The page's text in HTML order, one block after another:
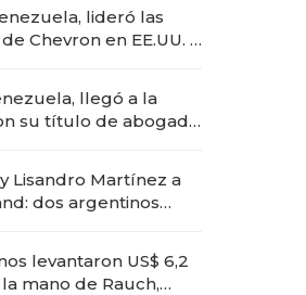
lideró las
Chevron en EE.UU. y
llegó a la
su título de abogado
Lisandro Martínez a
dos argentinos
cuidado corporal
levantaron US$ 6,2
mano de Rauch,